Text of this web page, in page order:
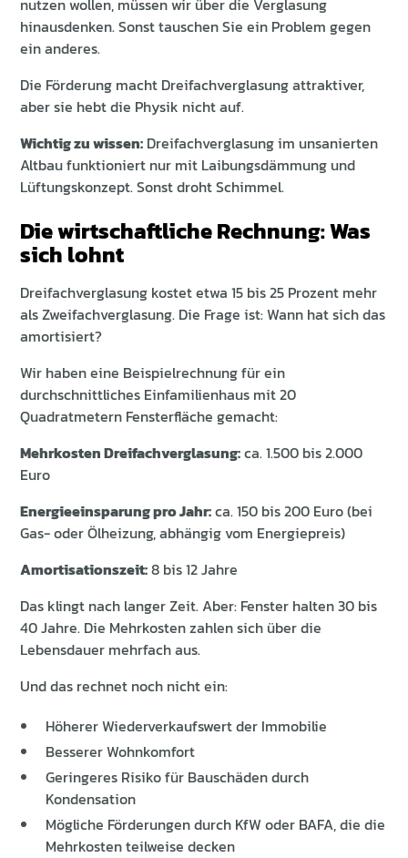
hinausdenken. Sonst tauschen Sie ein Problem gegen
ein anderes.
Die Förderung macht Dreifachverglasung attraktiver,
aber sie hebt die Physik nicht auf.
Wichtig zu wissen: Dreifachverglasung im unsanierten
Altbau funktioniert nur mit Laibungsdämmung und
Lüftungskonzept. Sonst droht Schimmel.
Die wirtschaftliche Rechnung: Was
sich lohnt
Dreifachverglasung kostet etwa 15 bis 25 Prozent mehr
als Zweifachverglasung. Die Frage ist: Wann hat sich das
amortisiert?
Wir haben eine Beispielrechnung für ein
durchschnittliches Einfamilienhaus mit 20
Quadratmetern Fensterfläche gemacht:
Mehrkosten Dreifachverglasung:ca. 1.500 bis 2.000
Euro
Energieeinsparung pro Jahr:ca. 150 bis 200 Euro (bei
Gas- oder Ölheizung, abhängig vom Energiepreis)
Amortisationszeit:8 bis 12 Jahre
Das klingt nach langer Zeit. Aber: Fenster halten 30 bis
40 Jahre. Die Mehrkosten zahlen sich über die
Lebensdauer mehrfach aus.
Und das rechnet noch nicht ein:
Höherer Wiederverkaufswert der Immobilie
Besserer Wohnkomfort
Geringeres Risiko für Bauschäden durch
Kondensation
Mögliche Förderungen durch KfW oder BAFA, die die
Mehrkosten teilweise decken